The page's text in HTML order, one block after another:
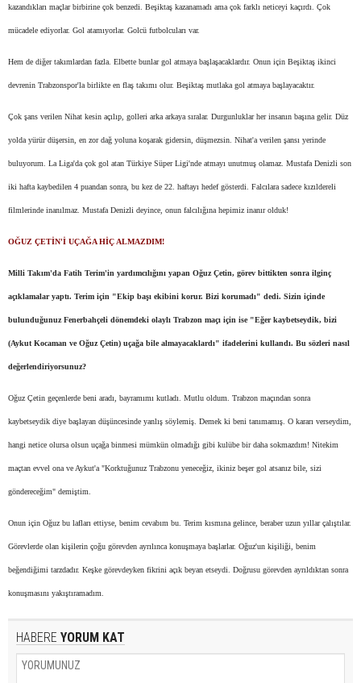
kazandıkları maçlar birbirine çok benzedi. Beşiktaş kazanamadı ama çok farklı neticeyi kaçırdı. Çok
mücadele ediyorlar. Gol atamıyorlar. Golcü futbolcuları var.
Hem de diğer takımlardan fazla. Elbette bunlar gol atmaya başlaşacaklardır. Onun için Beşiktaş ikinci
devrenin Trabzonspor'la birlikte en flaş takımı olur. Beşiktaş mutlaka gol atmaya başlayacaktır.
Çok şans verilen Nihat kesin açılıp, golleri arka arkaya sıralar. Durgunluklar her insanın başına gelir. Düz
yolda yürür düşersin, en zor dağ yoluna koşarak gidersin, düşmezsin. Nihat'a verilen şansı yerinde
buluyorum. La Liga'da çok gol atan Türkiye Süper Ligi'nde atmayı unutmuş olamaz. Mustafa Denizli son
iki hafta kaybedilen 4 puandan sonra, bu kez de 22. haftayı hedef gösterdi. Falcılara sadece kızıldereli
filmlerinde inanılmaz. Mustafa Denizli deyince, onun falcılığına hepimiz inanır olduk!
OĞUZ ÇETİN'İ UÇAĞA HİÇ ALMAZDIM!
Milli Takım'da Fatih Terim'in yardımcılığını yapan Oğuz Çetin, görev bittikten sonra ilginç
açıklamalar yaptı. Terim için "Ekip başı ekibini korur. Bizi korumadı" dedi. Sizin içinde
bulunduğunuz Fenerbahçeli dönemdeki olaylı Trabzon maçı için ise "Eğer kaybetseydik, bizi
(Aykut Kocaman ve Oğuz Çetin) uçağa bile almayacaklardı" ifadelerini kullandı. Bu sözleri nasıl
değerlendiriyorsunuz?
Oğuz Çetin geçenlerde beni aradı, bayramımı kutladı. Mutlu oldum. Trabzon maçından sonra
kaybetseydik diye başlayan düşüncesinde yanlış söylemiş. Demek ki beni tanımamış. O kararı verseydim,
hangi netice olursa olsun uçağa binmesi mümkün olmadığı gibi kulübe bir daha sokmazdım! Nitekim
maçtan evvel ona ve Aykut'a "Korktuğunuz Trabzonu yeneceğiz, ikiniz beşer gol atsanız bile, sizi
göndereceğim" demiştim.
Onun için Oğuz bu lafları ettiyse, benim cevabım bu. Terim kısmına gelince, beraber uzun yıllar çalıştılar.
Görevlerde olan kişilerin çoğu görevden ayrılınca konuşmaya başlarlar. Oğuz'un kişiliği, benim
beğendiğimi tarzdadır. Keşke görevdeyken fikrini açık beyan etseydi. Doğrusu görevden ayrıldıktan sonra
konuşmasını yakıştıramadım.
HABERE YORUM KAT